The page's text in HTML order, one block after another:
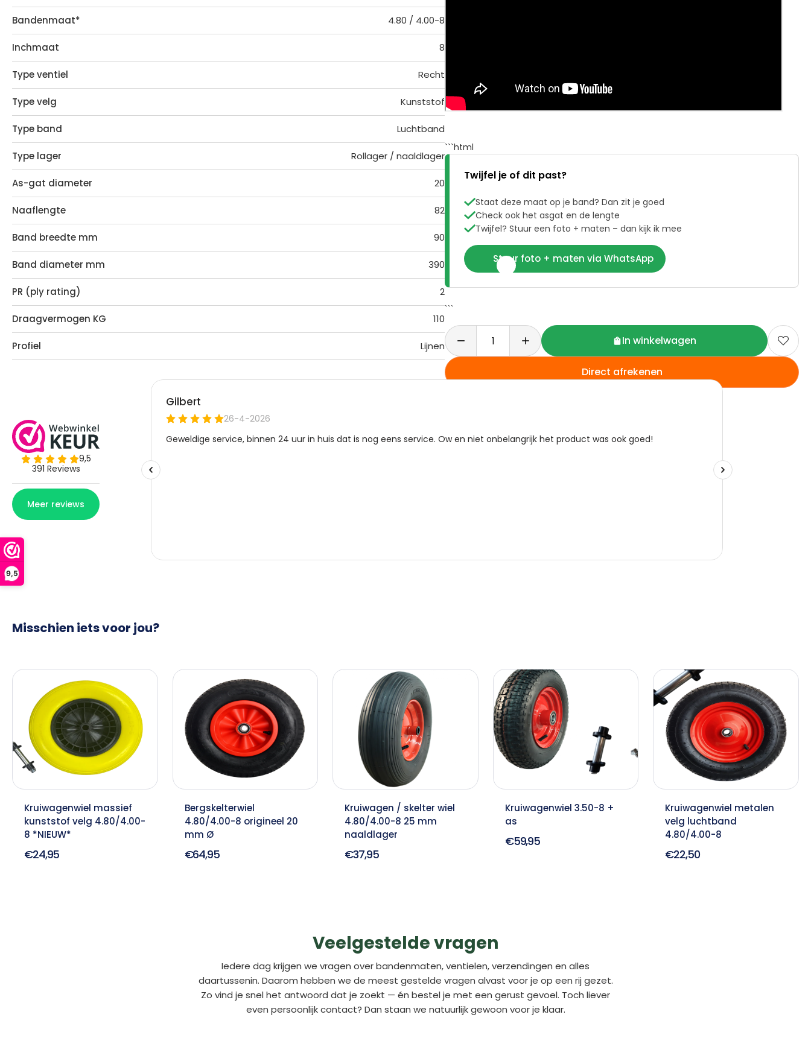
9,5
Bandenmaat* 4.80 / 4.00-8
Inchmaat 8
Type ventiel Recht
Type velg Kunststof
Type band Luchtband
Type lager Rollager / naaldlager
As-gat diameter 20
Naaflengte 82
Band breedte mm 90
Band diameter mm 390
PR (ply rating) 2
Draagvermogen KG 110
Profiel Lijnen
```html
Twijfel je of dit past?
Staat deze maat op je band? Dan zit je goed
Check ook het asgat en de lengte
Twijfel? Stuur een foto + maten – dan kijk ik mee
Stuur foto + maten via WhatsApp
```
In winkelwagen 
Direct afrekenen
Misschien iets voor jou?
Kruiwagenwiel massief
kunststof velg 4.80/4.00-
8 *NIEUW*
€24,95
Bergskelterwiel
4.80/4.00-8 origineel 20
mm Ø
€64,95
Kruiwagen / skelter wiel
4.80/4.00-8 25 mm
naaldlager
€37,95
Kruiwagenwiel 3.50-8 +
as
€59,95
Kruiwagenwiel metalen
velg luchtband
4.80/4.00-8
€22,50
Veelgestelde vragen
Iedere dag krijgen we vragen over bandenmaten, ventielen, verzendingen en alles
daartussenin. Daarom hebben we de meest gestelde vragen alvast voor je op een rij gezet.
Zo vind je snel het antwoord dat je zoekt — én bestel je met een gerust gevoel. Toch liever
even persoonlijk contact? Dan staan we natuurlijk gewoon voor je klaar.